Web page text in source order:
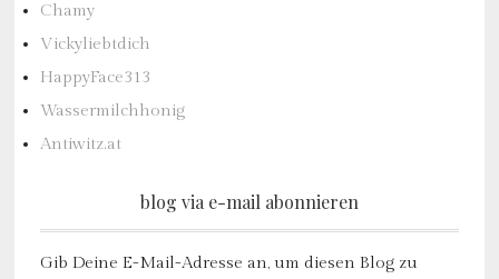
Chamy
Vickyliebtdich
HappyFace313
Wassermilchhonig
Antiwitz.at
blog via e-mail abonnieren
Gib Deine E-Mail-Adresse an, um diesen Blog zu